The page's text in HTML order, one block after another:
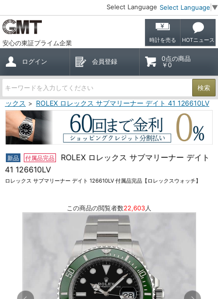
Select Language Select Language ▼
安心の東証プライム企業 時計を売る HOTニュース
ログイン 会員登録
0点の商品
￥0
検索
ックス ROLEX ロレックス サブマリーナー デイト 41 126610LV
新品 付属品完品
ROLEX ロレックス サブマリーナー デイト
41 126610LV
ロレックス サブマリーナー デイト 126610LV 付属品完品【ロレックスウォッチ】
この商品の閲覧者数22,603人